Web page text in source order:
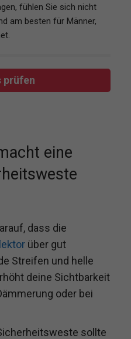
fühlen Sie sich nicht
am besten für Männer,
prüfen
eine
dass die
über gut
Streifen und helle
deine Sichtbarkeit
oder bei
sollte